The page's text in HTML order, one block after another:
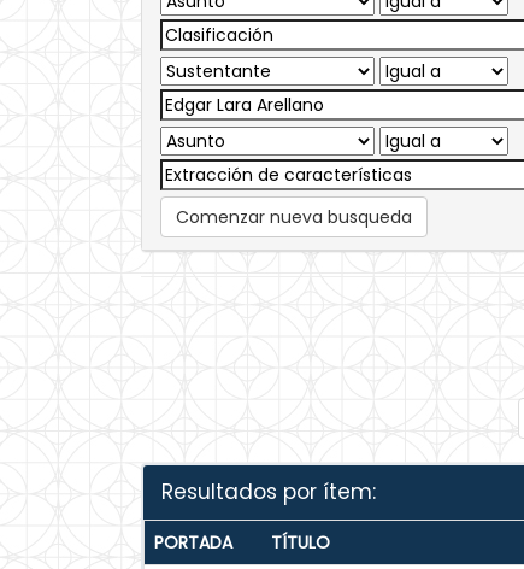
Comenzar nueva busqueda
Resultados por ítem:
PORTADA TÍTULO